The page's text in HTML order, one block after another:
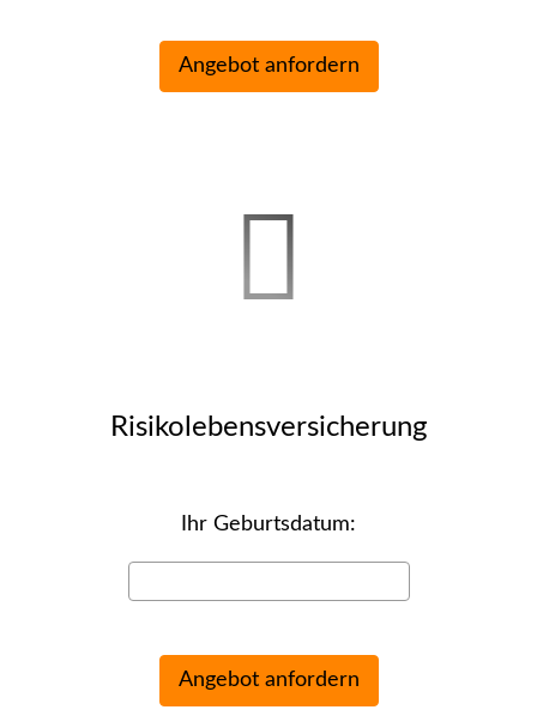
Risiko­lebens­ver­si­che­rung
Ihr Geburts­datum: